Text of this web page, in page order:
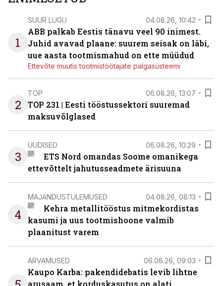
1
SUUR LUGU 04.08.26, 10:42
ABB palkab Eestis tänavu veel 90 inimest.
Juhid avavad plaane: suurem seisak on läbi,
uue aasta tootmismahud on ette müüdud
Ettevõte muutis tootmistöötajate palgasüsteemi
2
TOP 06.08.26, 13:07
TOP 231 | Eesti tööstussektori suuremad
maksuvõlglased
3
UUDISED 06.08.26, 10:29
ETS Nord omandas Soome omanikega
ettevõttelt jahutusseadmete ärisuuna
4
MAJANDUSTULEMUSED 04.08.26, 08:13
Kehra metallitööstus mitmekordistas
kasumi ja uus tootmishoone valmib
plaanitust varem
ARVAMUSED 06.08.26, 09:03
Kaupo Karba: pakendidebatis levib lihtne
arusaam, et korduskasutus on alati